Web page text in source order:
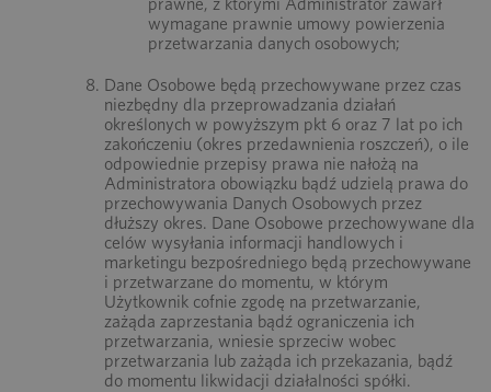
wymagane prawnie umowy powierzenia
przetwarzania danych osobowych;
Dane Osobowe będą przechowywane przez czas
niezbędny dla przeprowadzania działań
określonych w powyższym pkt 6 oraz 7 lat po ich
zakończeniu (okres przedawnienia roszczeń), o ile
odpowiednie przepisy prawa nie nałożą na
Administratora obowiązku bądź udzielą prawa do
przechowywania Danych Osobowych przez
dłuższy okres. Dane Osobowe przechowywane dla
celów wysyłania informacji handlowych i
marketingu bezpośredniego będą przechowywane
i przetwarzane do momentu, w którym
Użytkownik cofnie zgodę na przetwarzanie,
zażąda zaprzestania bądź ograniczenia ich
przetwarzania, wniesie sprzeciw wobec
przetwarzania lub zażąda ich przekazania, bądź
do momentu likwidacji działalności spółki.